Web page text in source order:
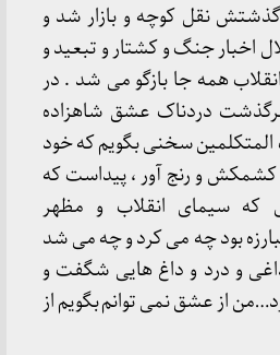
نقل کوچه و بازار شد و
اخبار جنگ و کشتار و تبعید و
انقلاب همه جا بازگو می شد . در
دردناک عشق شاهزاده
المتکلمین سخنی بگویم که خود
کشمکش و رنج آور ، پیداست که
سیمای انقلاب و مظهر
بود چه می کرد و چه می شد
و درد و داغ هایی شگفت و
از عشق نمی توانم بگویم از